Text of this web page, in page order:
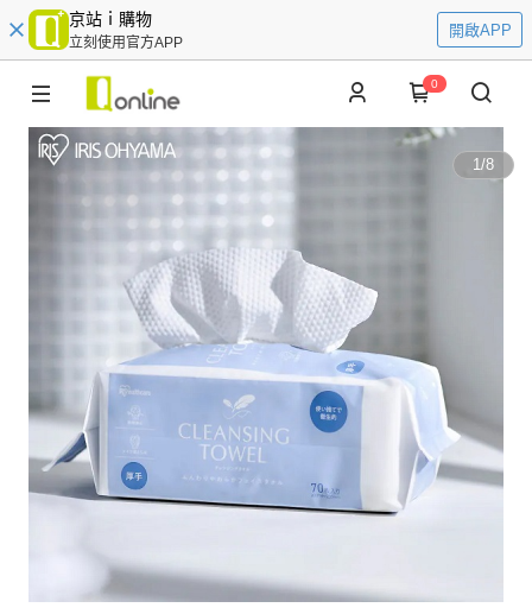
京站ｉ購物
立刻使用官方APP
開啟APP
0
1/8